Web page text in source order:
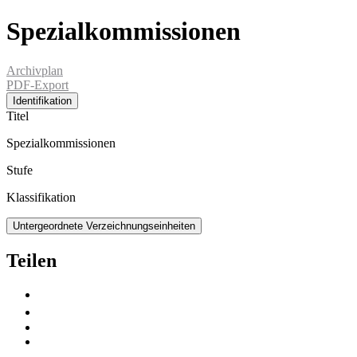
Spezialkommissionen
Archivplan
PDF-Export
Identifikation
Titel
Spezialkommissionen
Stufe
Klassifikation
Untergeordnete Verzeichnungseinheiten
Teilen